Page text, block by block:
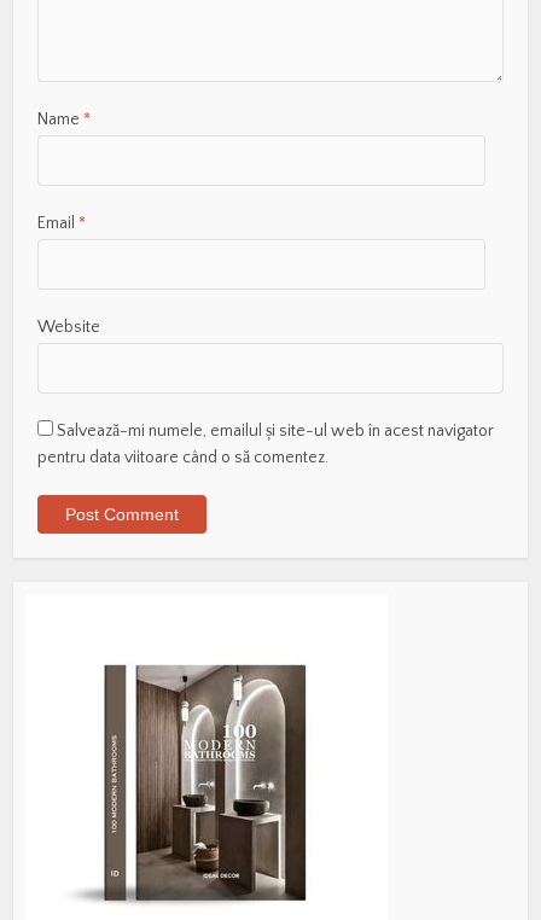
Name *
Email *
Website
Salvează-mi numele, emailul și site-ul web în acest navigator
pentru data viitoare când o să comentez.